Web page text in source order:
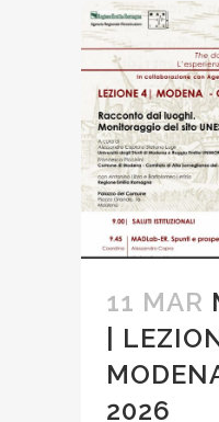
11 MAR
|
2026